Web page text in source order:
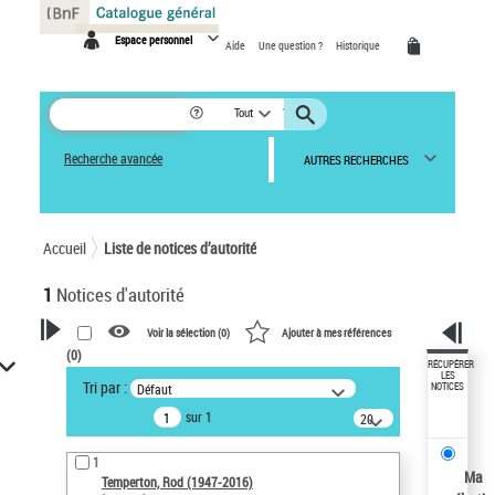
Espace personnel Aide Une question ? Historique
Tout
Recherche avancée AUTRES RECHERCHES
Accueil Liste de notices d’autorité
1 Notices d'autorité
VOTRE RECHERCHE
Recherche avancée dans les
notices d’autorité
Œuvres liées à l'auteur :
Temperton, Rod (1947-2016)
Voir la sélection (0) Ajouter à mes références
(0)
Tri par : Défaut
sur 1
20
résultats/page
1
Temperton, Rod (1947-2016)
RÉCUPÉRER
LES
NOTICES
Ma
Panneau de gestion des cookies